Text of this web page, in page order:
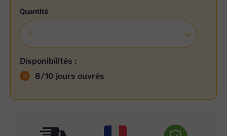
Quantité
Disponibilités :
8/10 jours ouvrés